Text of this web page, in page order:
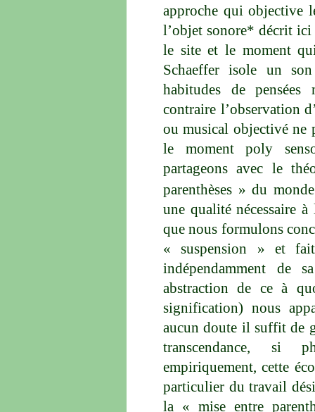
approche qui objective
l’objet sonore* décrit
le site et le moment
Schaeffer isole un
habitudes de pensées
contraire l’observation
ou musical objectivé ne
le moment poly
partageons avec le
parenthèses » du
une qualité nécessaire
que nous formulons
« suspension » et
indépendamment de
abstraction de ce à
signification) nous
aucun doute il suffit de
transcendance, si
empiriquement, cette
particulier du travail
la « mise entre